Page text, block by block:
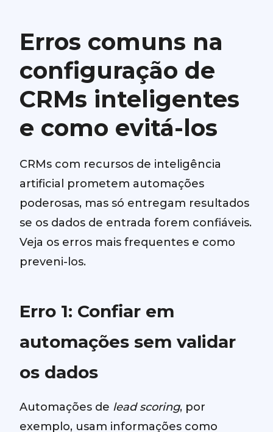
Erros comuns na
configuração de
CRMs inteligentes
e como evitá-los
CRMs com recursos de inteligência
artificial prometem automações
poderosas, mas só entregam resultados
se os dados de entrada forem confiáveis.
Veja os erros mais frequentes e como
preveni-los.
Erro 1: Confiar em
automações sem validar
os dados
Automações de lead scoring, por
exemplo, usam informações como